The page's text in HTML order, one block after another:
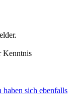
Kenntnis
haben sich ebenfalls